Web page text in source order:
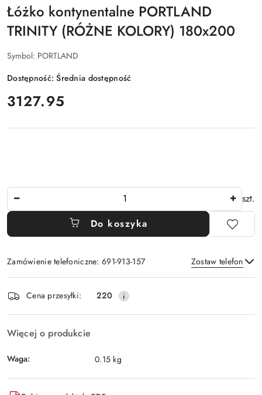
Łóżko kontynentalne PORTLAND
TRINITY (RÓŻNE KOLORY) 180x200
Symbol: PORTLAND
Dostępność:Średnia dostępność
cena:
3127.95
szt.
Do koszyka
Zamówienie telefoniczne: 691-913-157 Zostaw telefon
Wyślij
Dostępność
i
dostawa
Cena przesyłki: 220
Więcej o produkcie
Waga: 0.15 kg